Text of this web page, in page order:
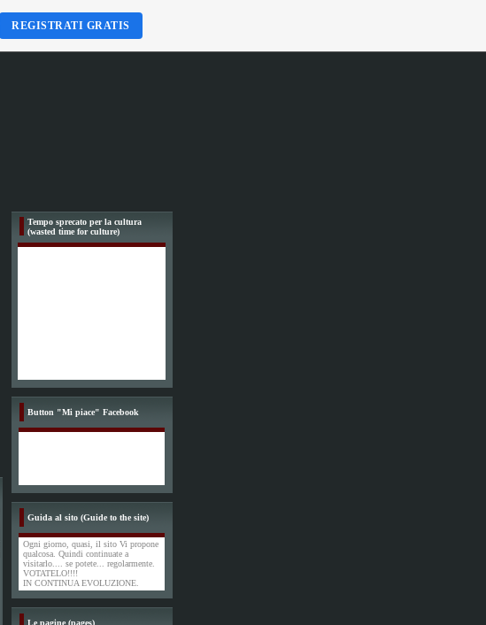
Tempo sprecato per la cultura
(wasted time for culture)
Button "Mi piace" Facebook
Guida al sito (Guide to the site)
Ogni giorno, quasi, il sito Vi propone
qualcosa. Quindi continuate a
visitarlo.... se potete... regolarmente.
VOTATELO!!!!
IN CONTINUA EVOLUZIONE.
Le pagine (pages)
REGISTRATI GRATIS